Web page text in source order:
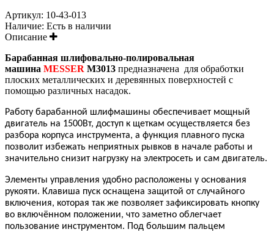
Артикул: 10-43-013
Наличие: Есть в наличии
Описание
Барабанная шлифовально-полировальная
машина MESSER M3013 предназначена для обработки
плоских металлических и деревянных поверхностей с
помощью различных насадок.
Работу барабанной шлифмашины обеспечивает мощный
двигатель на 1500Вт, доступ к щеткам осуществляется без
разбора корпуса инструмента, а функция плавного пуска
позволит избежать неприятных рывков в начале работы и
значительно снизит нагрузку на электросеть и сам двигатель.
Элементы управления удобно расположены у основания
рукояти. Клавиша пуск оснащена защитой от случайного
включения, которая так же позволяет зафиксировать кнопку
во включённом положении, что заметно облегчает
пользование инструментом. Под большим пальцем